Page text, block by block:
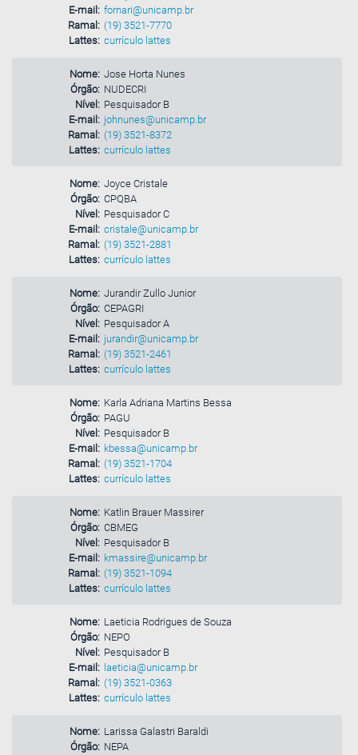
E-mail: fornari@unicamp.br
Ramal: (19) 3521-7770
Lattes: currículo lattes
Nome: Jose Horta Nunes
Órgão: NUDECRI
Nível: Pesquisador B
E-mail: johnunes@unicamp.br
Ramal: (19) 3521-8372
Lattes: currículo lattes
Nome: Joyce Cristale
Órgão: CPQBA
Nível: Pesquisador C
E-mail: cristale@unicamp.br
Ramal: (19) 3521-2881
Lattes: currículo lattes
Nome: Jurandir Zullo Junior
Órgão: CEPAGRI
Nível: Pesquisador A
E-mail: jurandir@unicamp.br
Ramal: (19) 3521-2461
Lattes: currículo lattes
Nome: Karla Adriana Martins Bessa
Órgão: PAGU
Nível: Pesquisador B
E-mail: kbessa@unicamp.br
Ramal: (19) 3521-1704
Lattes: currículo lattes
Nome: Katlin Brauer Massirer
Órgão: CBMEG
Nível: Pesquisador B
E-mail: kmassire@unicamp.br
Ramal: (19) 3521-1094
Lattes: currículo lattes
Nome: Laeticia Rodrigues de Souza
Órgão: NEPO
Nível: Pesquisador B
E-mail: laeticia@unicamp.br
Ramal: (19) 3521-0363
Lattes: currículo lattes
Nome: Larissa Galastri Baraldi
Órgão: NEPA